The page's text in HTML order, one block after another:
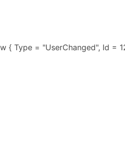
{ Type = "UserChanged", Id =